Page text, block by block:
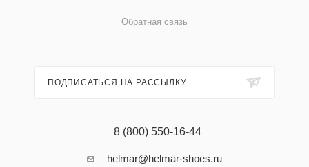
Обратная связь
ПОДПИСАТЬСЯ НА РАССЫЛКУ
8 (800) 550-16-44
helmar@helmar-shoes.ru